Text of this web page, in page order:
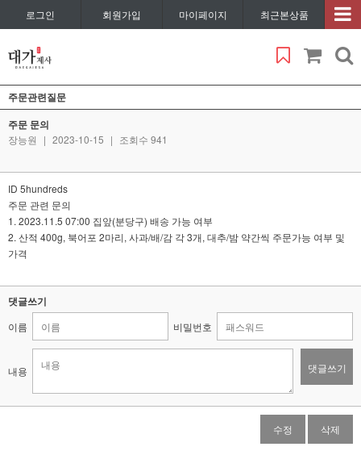
로그인 회원가입 마이페이지 최근본상품
주문관련질문
주문 문의
장능원 | 2023-10-15 | 조회수 941
ID 5hundreds
주문 관련 문의
1. 2023.11.5 07:00 집앞(분당구) 배송 가능 여부
2. 산적 400g, 북어포 2마리, 사과/배/감 각 3개, 대추/밤 약간씩 주문가능 여부 및
가격
댓글쓰기
이름 비밀번호
내용 댓글쓰기
수정 삭제